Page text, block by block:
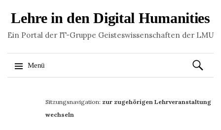
Lehre in den Digital Humanities
Ein Portal der IT-Gruppe Geisteswissenschaften der LMU
Menü
Suchen
nach:
Sitzungsnavigation: zur zugehörigen Lehrveranstaltung
wechseln